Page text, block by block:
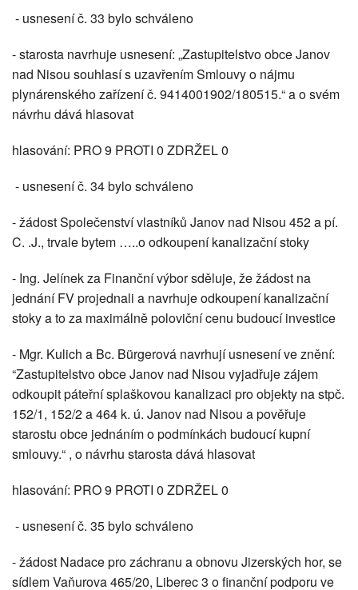
- usnesení č. 33 bylo schváleno
- starosta navrhuje usnesení: „Zastupitelstvo obce Janov
nad Nisou souhlasí s uzavřením Smlouvy o nájmu
plynárenského zařízení č. 9414001902/180515.“ a o svém
návrhu dává hlasovat
hlasování: PRO 9 PROTI 0 ZDRŽEL 0
- usnesení č. 34 bylo schváleno
- žádost Společenství vlastníků Janov nad Nisou 452 a pí.
C. .J., trvale bytem …..o odkoupení kanalizační stoky
- Ing. Jelínek za Finanční výbor sděluje, že žádost na
jednání FV projednali a navrhuje odkoupení kanalizační
stoky a to za maximálně poloviční cenu budoucí investice
- Mgr. Kulich a Bc. Bürgerová navrhují usnesení ve znění:
“Zastupitelstvo obce Janov nad Nisou vyjadřuje zájem
odkoupit páteřní splaškovou kanalizaci pro objekty na stpč.
152/1, 152/2 a 464 k. ú. Janov nad Nisou a pověřuje
starostu obce jednáním o podmínkách budoucí kupní
smlouvy.“ , o návrhu starosta dává hlasovat
hlasování: PRO 9 PROTI 0 ZDRŽEL 0
- usnesení č. 35 bylo schváleno
- žádost Nadace pro záchranu a obnovu Jizerských hor, se
sídlem Vaňurova 465/20, Liberec 3 o finanční podporu ve